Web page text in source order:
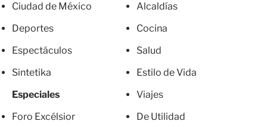
Ciudad de México
Deportes
Espectáculos
Sintetika
Especiales
Foro Excélsior
Alcaldías
Cocina
Salud
Estilo de Vida
Viajes
De Utilidad